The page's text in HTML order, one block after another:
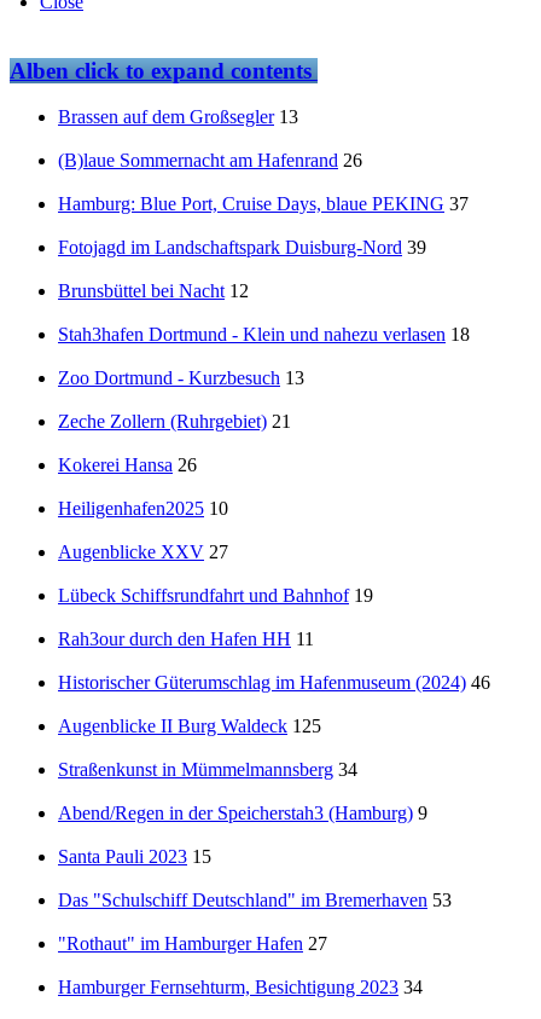
Albenclick to expand contents
Brassen auf dem Großsegler 13
(B)laue Sommernacht am Hafenrand 26
Hamburg: Blue Port, Cruise Days, blaue PEKING 37
Fotojagd im Landschaftspark Duisburg-Nord 39
Brunsbüttel bei Nacht 12
Stah3hafen Dortmund - Klein und nahezu verlasen 18
Zoo Dortmund - Kurzbesuch 13
Zeche Zollern (Ruhrgebiet) 21
Kokerei Hansa 26
Heiligenhafen2025 10
Augenblicke XXV 27
Lübeck Schiffsrundfahrt und Bahnhof 19
Rah3our durch den Hafen HH 11
Historischer Güterumschlag im Hafenmuseum (2024) 46
Augenblicke II Burg Waldeck 125
Straßenkunst in Mümmelmannsberg 34
Abend/Regen in der Speicherstah3 (Hamburg) 9
Santa Pauli 2023 15
Das "Schulschiff Deutschland" im Bremerhaven 53
"Rothaut" im Hamburger Hafen 27
Hamburger Fernsehturm, Besichtigung 2023 34